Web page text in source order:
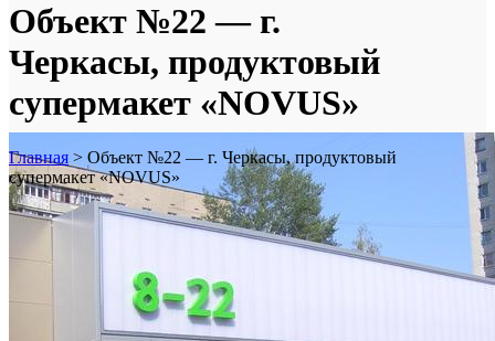
Объект №22 — г.
Черкасы, продуктовый
супермакет «NOVUS»
Главная> Объект №22 — г. Черкасы, продуктовый
супермакет «NOVUS»